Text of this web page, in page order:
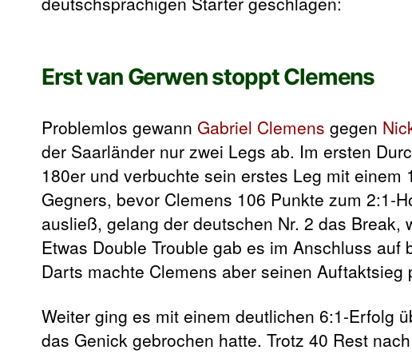
Erst van Gerwen stoppt Clemens
Problemlos gewann Gabriel Clemens gegen
der Saarländer nur zwei Legs ab. Im ersten
180er und verbuchte sein erstes Leg mit
Gegners, bevor Clemens 106 Punkte zum 2:1-
ausließ, gelang der deutschen Nr. 2 das
Etwas Double Trouble gab es im Anschluss
Darts machte Clemens aber seinen Auftaktsieg
Weiter ging es mit einem deutlichen 6:1-Erfolg
das Genick gebrochen hatte. Trotz 40 Rest